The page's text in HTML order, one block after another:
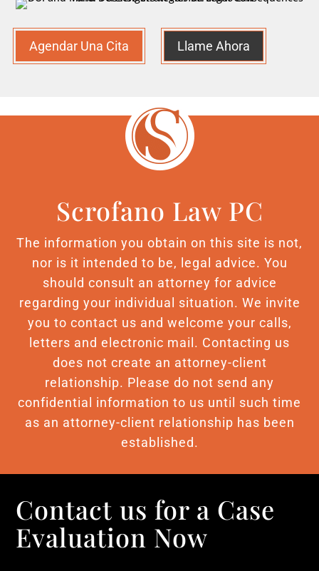
Agendar Una Cita Llame Ahora
Scrofano Law PC
The information you obtain on this site is not,
nor is it intended to be, legal advice. You
should consult an attorney for advice
regarding your individual situation. We invite
you to contact us and welcome your calls,
letters and electronic mail. Contacting us
does not create an attorney-client
relationship. Please do not send any
confidential information to us until such time
as an attorney-client relationship has been
established.
Contact us for a Case
Evaluation Now